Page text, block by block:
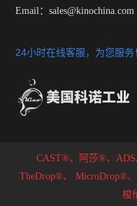
Email：sales@kinochina.com
24小时在线客服，为您服务
CAST®、阿莎®、
TheDrop®、
MicroDrop®、
梭